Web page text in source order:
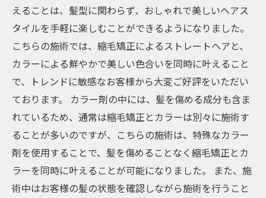
えることは、髪型に関わらず、おしゃれで美しいヘアス
タイルを手軽に楽しむことができるようになりました。
こちらの施術では、縮毛矯正によるストレートヘアと、
カラーによる鮮やかで美しい色合いを同時に叶えること
で、トレンドに敏感なお客様から大変ご好評をいただい
ております。 カラー剤の中には、髪を傷める成分も含ま
れているため、通常は縮毛矯正とカラーは別々に施術す
ることが多いのですが、こちらの施術は、特殊なカラー
剤を使用することで、髪を傷めることなく縮毛矯正とカ
ラーを同時に叶えることが可能になりました。 また、施
術中はお客様の髪の状態を確認しながら施術を行うこと